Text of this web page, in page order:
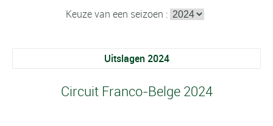
Keuze van een seizoen :
Uitslagen 2024
Circuit Franco-Belge 2024